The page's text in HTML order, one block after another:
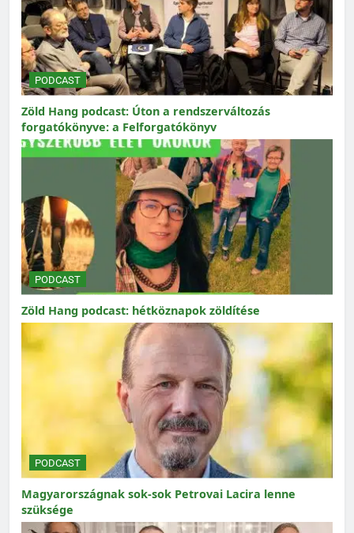
PODCAST
Zöld Hang podcast: Úton a rendszerváltozás
forgatókönyve: a Felforgatókönyv
PODCAST
Zöld Hang podcast: hétköznapok zöldítése
PODCAST
Magyarországnak sok-sok Petrovai Lacira lenne
szüksége